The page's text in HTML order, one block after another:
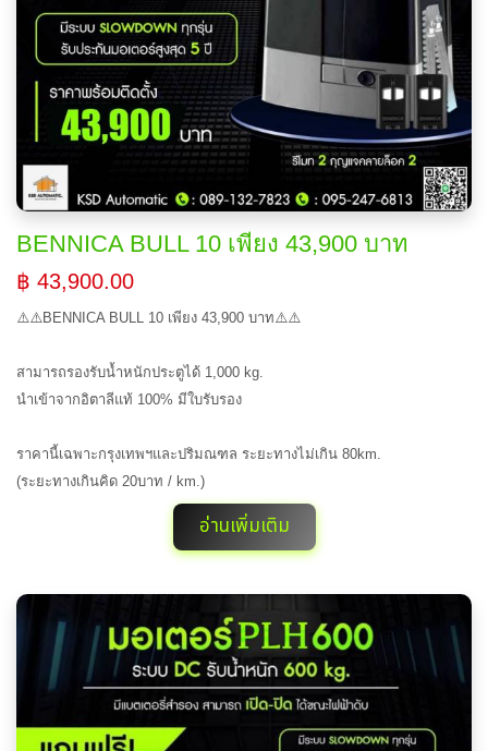
BENNICA BULL 10 เพียง 43,900 บาท
฿ 43,900.00
⚠️⚠️BENNICA BULL 10 เพียง 43,900 บาท⚠️⚠️
สามารถรองรับน้ำหนักประตูได้ 1,000 kg.
นำเข้าจากอิตาลีแท้ 100% มีใบรับรอง
ราคานี้เฉพาะกรุงเทพฯและปริมณฑล ระยะทางไม่เกิน 80km.
(ระยะทางเกินคิด 20บาท / km.)
อ่านเพิ่มเติม